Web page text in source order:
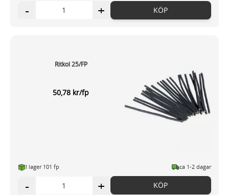
- + KÖP
Ritkol 25/FP
50,78 kr/fp
I lager 101 fp ca 1-2 dagar
- + KÖP